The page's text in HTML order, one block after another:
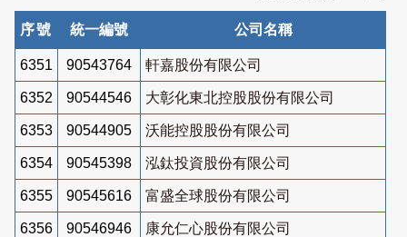
序號 統一編號 公司名稱
6351 90543764 軒嘉股份有限公司
6352 90544546 大彰化東北控股股份有限公司
6353 90544905 沃能控股股份有限公司
6354 90545398 泓鈦投資股份有限公司
6355 90545616 富盛全球股份有限公司
6356 90546946 康允仁心股份有限公司